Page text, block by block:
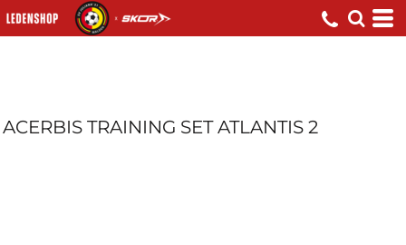
ACERBIS TRAINING SET ATLANTIS 2